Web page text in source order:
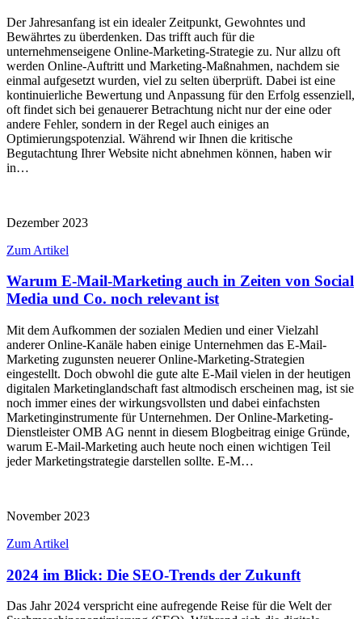
Der Jahresanfang ist ein idealer Zeitpunkt, Gewohntes und
Bewährtes zu überdenken. Das trifft auch für die
unternehmenseigene Online-Marketing-Strategie zu. Nur allzu oft
werden Online-Auftritt und Marketing-Maßnahmen, nachdem sie
einmal aufgesetzt wurden, viel zu selten überprüft. Dabei ist eine
kontinuierliche Bewertung und Anpassung für den Erfolg essenziell,
oft findet sich bei genauerer Betrachtung nicht nur der eine oder
andere Fehler, sondern in der Regel auch einiges an
Optimierungspotenzial. Während wir Ihnen die kritische
Begutachtung Ihrer Website nicht abnehmen können, haben wir
in…
Dezember 2023
Zum Artikel
Warum E-Mail-Marketing auch in Zeiten von Social
Media und Co. noch relevant ist
Mit dem Aufkommen der sozialen Medien und einer Vielzahl
anderer Online-Kanäle haben einige Unternehmen das E-Mail-
Marketing zugunsten neuerer Online-Marketing-Strategien
eingestellt. Doch obwohl die gute alte E-Mail vielen in der heutigen
digitalen Marketinglandschaft fast altmodisch erscheinen mag, ist sie
noch immer eines der wirkungsvollsten und dabei einfachsten
Marketinginstrumente für Unternehmen. Der Online-Marketing-
Dienstleister OMB AG nennt in diesem Blogbeitrag einige Gründe,
warum E-Mail-Marketing auch heute noch einen wichtigen Teil
jeder Marketingstrategie darstellen sollte. E-M…
November 2023
Zum Artikel
2024 im Blick: Die SEO-Trends der Zukunft
Das Jahr 2024 verspricht eine aufregende Reise für die Welt der